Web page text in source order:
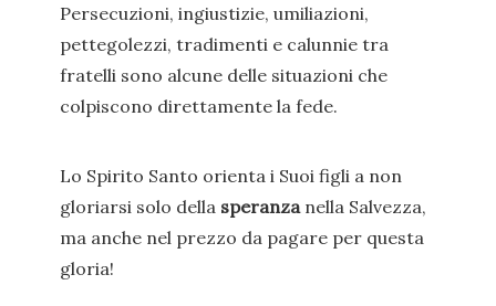
Persecuzioni, ingiustizie, umiliazioni,
pettegolezzi, tradimenti e calunnie tra
fratelli sono alcune delle situazioni che
colpiscono direttamente la fede.
Lo Spirito Santo orienta i Suoi figli a non
gloriarsi solo della speranza nella Salvezza,
ma anche nel prezzo da pagare per questa
gloria!